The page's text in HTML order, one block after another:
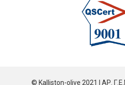
© Kalliston-olive 2021 | ΑΡ.